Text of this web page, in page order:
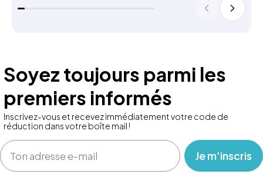
Soyez toujours parmi les
premiers informés
Inscrivez-vous et recevez immédiatement votre code de
réduction dans votre boîte mail !
Email
‎ ‎ ‎ Je m'inscris ‎ ‎ ‎